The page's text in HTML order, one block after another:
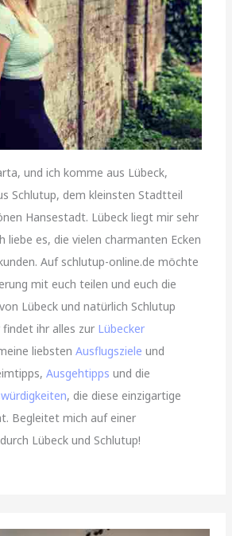
und ich komme aus Lübeck,
Schlutup, dem kleinsten Stadtteil
Hansestadt. Lübeck liegt mir sehr
liebe es, die vielen charmanten Ecken
Auf schlutup-online.de möchte
mit euch teilen und euch die
Lübeck und natürlich Schlutup
findet ihr alles zur Lübecker
liebstenAusflugsziele und
Ausgehtipps und die
, die diese einzigartige
Begleitet mich auf einer
Lübeck und Schlutup!